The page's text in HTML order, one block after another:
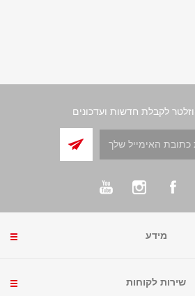
לקבלת חדשות ועדכונים
מידע
שירות לקוחות